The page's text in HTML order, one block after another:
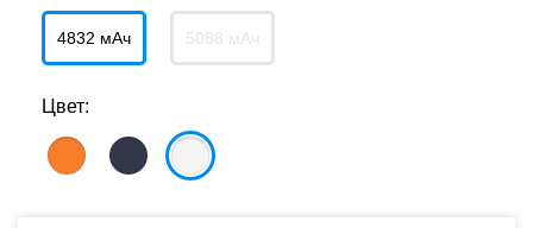
4832 мАч 5088 мАч
Цвет: